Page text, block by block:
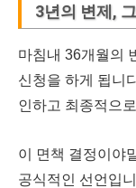
3년의 변제,
마침내 36개월의
신청을 하게 됩니
인하고 최종적으
이 면책 결정이야
공식적인 선언입